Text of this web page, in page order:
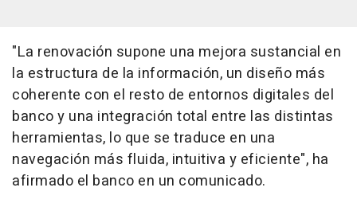
"La renovación supone una mejora sustancial en
la estructura de la información, un diseño más
coherente con el resto de entornos digitales del
banco y una integración total entre las distintas
herramientas, lo que se traduce en una
navegación más fluida, intuitiva y eficiente", ha
afirmado el banco en un comunicado.